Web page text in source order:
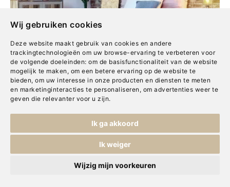
Wij gebruiken cookies
Deze website maakt gebruik van cookies en andere
trackingtechnologieën om uw browse-ervaring te verbeteren voor
de volgende doeleinden: om de basisfunctionaliteit van de website
mogelijk te maken , om een betere ervaring op de website te
bieden, om uw interesse in onze producten en diensten te meten
en marketinginteracties te personaliseren , om advertenties weer te
geven die relevanter voor u zijn.
Ik ga akkoord
Ik weiger
Wijzig mijn voorkeuren
De eerste stap op